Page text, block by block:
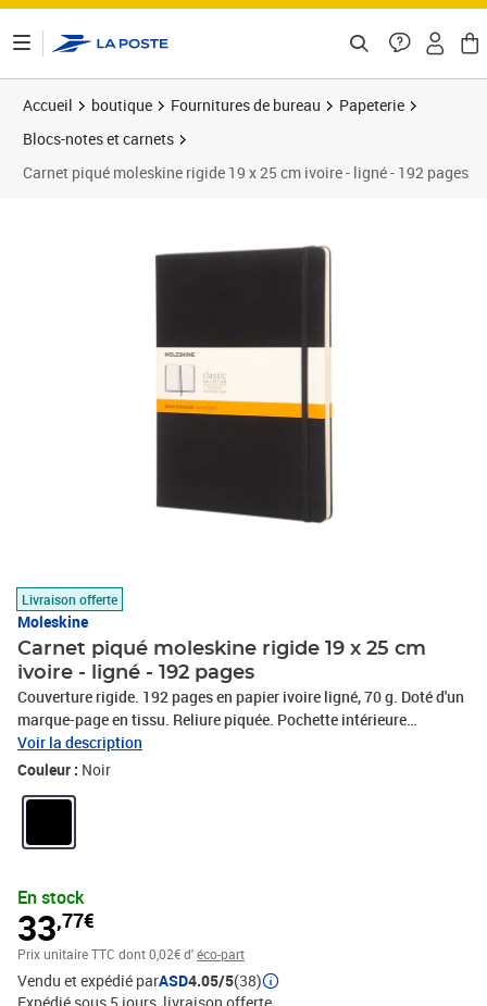
Accueil boutique Fournitures de bureau
Papeterie
Blocs-notes et carnets
Carnet piqué moleskine rigide 19 x 25 cm ivoire - ligné - 192 pages
Livraison offerte
Moleskine
Carnet piqué moleskine rigide 19 x 25 cm
ivoire - ligné - 192 pages
Couverture rigide. 192 pages en papier ivoire ligné, 70 g. Doté d'un
marque-page en tissu. Reliure piquée. Pochette intérieure
permettant de ranger cartes de visite, reçus, etc. Fermeture par
élastique. Format 19 x 25 cm. Couleur noire.
Voir la description
Couleur : Noir
En stock
33,77€
Prix unitaire TTC dont 0,02€ d'éco-part
Vendu et expédié parASD4.05/5(38)